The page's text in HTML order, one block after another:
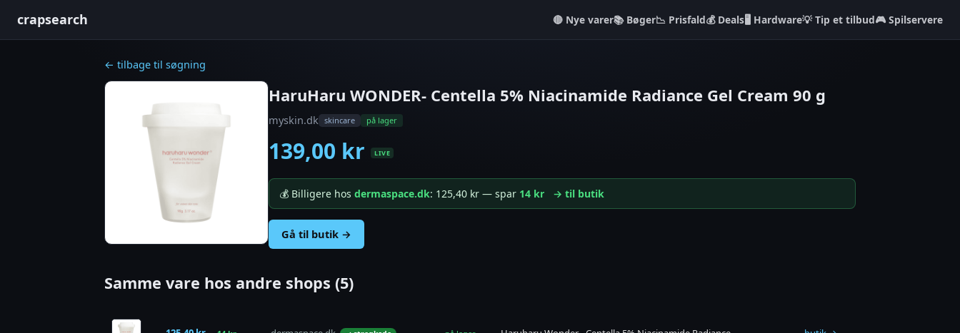
crapsearch Nye varer📚 Bøger📉 Prisfald💰 Deals🖥️ Hardware💡 Tip et tilbud🎮 Spilservere
← tilbage til søgning
HaruHaru WONDER- Centella 5% Niacinamide Radiance Gel Cream 90 g
myskin.dk skincare på lager
139,00 kr LIVE
💰 Billigere hos dermaspace.dk: 125,40 kr — spar 14 kr → til butik
Gå til butik →
Samme vare hos andre shops (5)